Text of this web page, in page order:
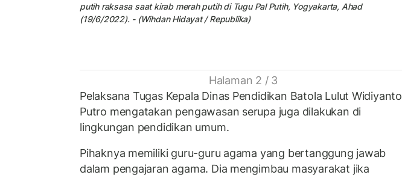
putih raksasa saat kirab merah putih di Tugu Pal Putih, Yogyakarta, Ahad
(19/6/2022). - (Wihdan Hidayat / Republika)
Halaman 2 / 3
Pelaksana Tugas Kepala Dinas Pendidikan Batola Lulut Widiyanto
Putro mengatakan pengawasan serupa juga dilakukan di
lingkungan pendidikan umum.
Pihaknya memiliki guru-guru agama yang bertanggung jawab
dalam pengajaran agama. Dia mengimbau masyarakat jika